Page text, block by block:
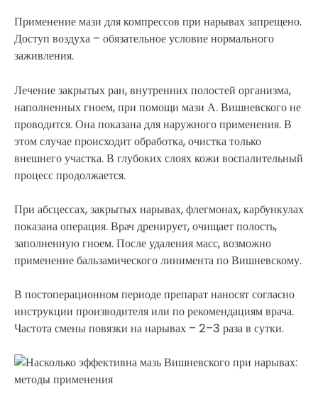
Применение мази для компрессов при нарывах запрещено.
Доступ воздуха – обязательное условие нормального
заживления.
Лечение закрытых ран, внутренних полостей организма,
наполненных гноем, при помощи мази А. Вишневского не
проводится. Она показана для наружного применения. В
этом случае происходит обработка, очистка только
внешнего участка. В глубоких слоях кожи воспалительный
процесс продолжается.
При абсцессах, закрытых нарывах, флегмонах, карбункулах
показана операция. Врач дренирует, очищает полость,
заполненную гноем. После удаления масс, возможно
применение бальзамического линимента по Вишневскому.
В постоперационном периоде препарат наносят согласно
инструкции производителя или по рекомендациям врача.
Частота смены повязки на нарывах – 2–3 раза в сутки.